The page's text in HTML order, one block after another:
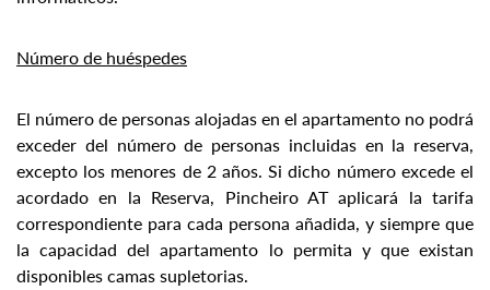
Número de huéspedes
El número de personas alojadas en el apartamento no podrá
exceder del número de personas incluidas en la reserva,
excepto los menores de 2 años. Si dicho número excede el
acordado en la Reserva, Pincheiro AT aplicará la tarifa
correspondiente para cada persona añadida, y siempre que
la capacidad del apartamento lo permita y que existan
disponibles camas supletorias.